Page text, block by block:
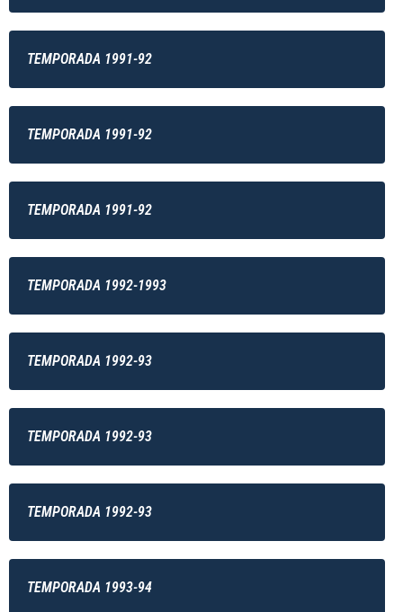
TEMPORADA 1991-92
TEMPORADA 1991-92
TEMPORADA 1991-92
TEMPORADA 1992-1993
TEMPORADA 1992-93
TEMPORADA 1992-93
TEMPORADA 1992-93
TEMPORADA 1993-94